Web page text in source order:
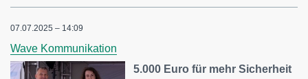
07.07.2025 – 14:09
Wave Kommunikation
5.000 Euro für mehr Sicherheit